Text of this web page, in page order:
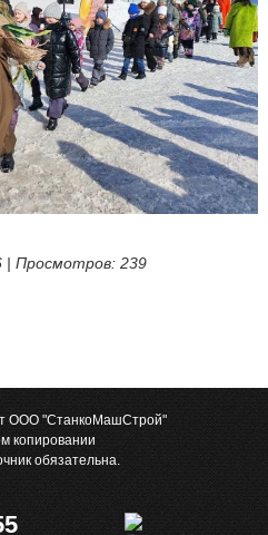
| Просмотров: 239
ООО "СтанкоМашСтрой"
копировании
обязательна.